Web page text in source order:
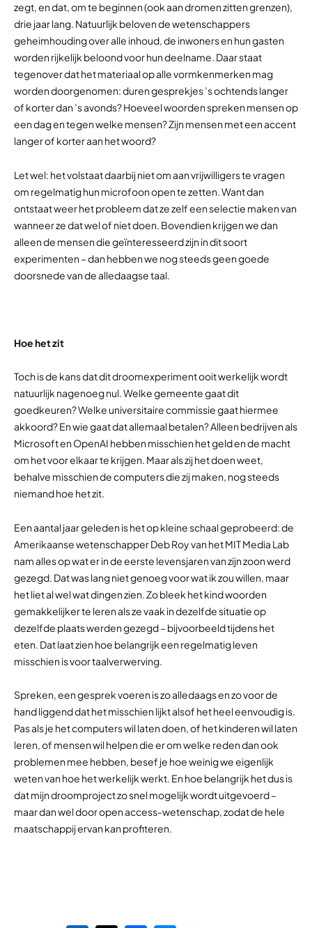
zegt, en dat, om te beginnen (ook aan dromen zitten grenzen),
drie jaar lang. Natuurlijk beloven de wetenschappers
geheimhouding over alle inhoud, de inwoners en hun gasten
worden rijkelijk beloond voor hun deelname. Daar staat
tegenover dat het materiaal op alle vormkenmerken mag
worden doorgenomen: duren gesprekjes ’s ochtends langer
of korter dan ’s avonds? Hoeveel woorden spreken mensen op
een dag en tegen welke mensen? Zijn mensen met een accent
langer of korter aan het woord?
Let wel: het volstaat daarbij niet om aan vrijwilligers te vragen
om regelmatig hun microfoon open te zetten. Want dan
ontstaat weer het probleem dat ze zelf een selectie maken van
wanneer ze dat wel of niet doen. Bovendien krijgen we dan
alleen de mensen die geïnteresseerd zijn in dit soort
experimenten – dan hebben we nog steeds geen goede
doorsnede van de alledaagse taal.
Hoe het zit
Toch is de kans dat dit droomexperiment ooit werkelijk wordt
natuurlijk nagenoeg nul. Welke gemeente gaat dit
goedkeuren? Welke universitaire commissie gaat hiermee
akkoord? En wie gaat dat allemaal betalen? Alleen bedrijven als
Microsoft en OpenAI hebben misschien het geld en de macht
om het voor elkaar te krijgen. Maar als zij het doen weet,
behalve misschien de computers die zij maken, nog steeds
niemand hoe het zit.
Een aantal jaar geleden is het op kleine schaal geprobeerd: de
Amerikaanse wetenschapper Deb Roy van het MIT Media Lab
nam alles op wat er in de eerste levensjaren van zijn zoon werd
gezegd. Dat was lang niet genoeg voor wat ik zou willen, maar
het liet al wel wat dingen zien. Zo bleek het kind woorden
gemakkelijker te leren als ze vaak in dezelfde situatie op
dezelfde plaats werden gezegd – bijvoorbeeld tijdens het
eten. Dat laat zien hoe belangrijk een regelmatig leven
misschien is voor taalverwerving.
Spreken, een gesprek voeren is zo alledaags en zo voor de
hand liggend dat het misschien lijkt alsof het heel eenvoudig is.
Pas als je het computers wil laten doen, of het kinderen wil laten
leren, of mensen wil helpen die er om welke reden dan ook
problemen mee hebben, besef je hoe weinig we eigenlijk
weten van hoe het werkelijk werkt. En hoe belangrijk het dus is
dat mijn droomproject zo snel mogelijk wordt uitgevoerd –
maar dan wel door open access-wetenschap, zodat de hele
maatschappij ervan kan profiteren.